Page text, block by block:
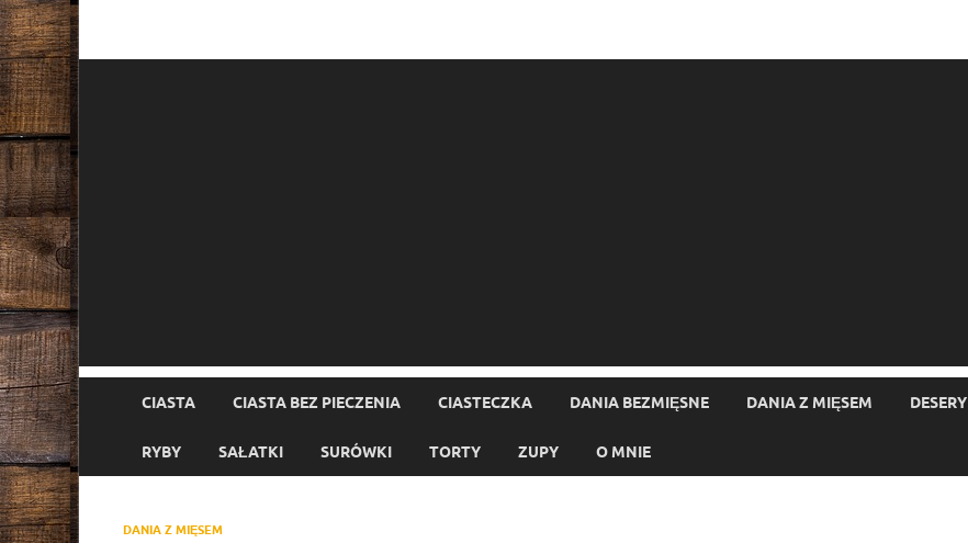
CIASTA CIASTA BEZ PIECZENIA CIASTECZKA DANIA BEZMIĘSNE DANIA Z MIĘSEM DESERY
RYBY SAŁATKI SURÓWKI TORTY ZUPY O MNIE
DANIA Z MIĘSEM